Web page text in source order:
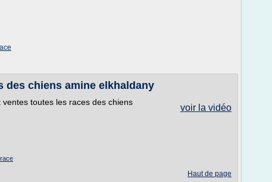
des chiens amine elkhaldany
voir la vidéo
toutes les races des chiens
Haut de page